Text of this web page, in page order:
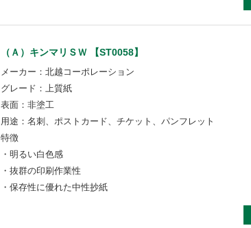
（Ａ）キンマリＳＷ 【ST0058】
メーカー：北越コーポレーション
グレード：上質紙
表面：非塗工
用途：名刺、ポストカード、チケット、パンフレット
特徴
・明るい白色感
・抜群の印刷作業性
・保存性に優れた中性抄紙